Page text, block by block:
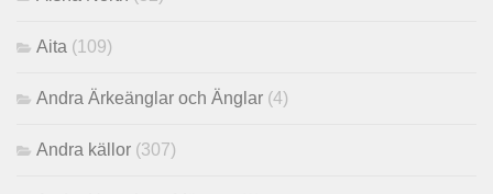
Aita (109)
Andra Ärkeänglar och Änglar (4)
Andra källor (307)